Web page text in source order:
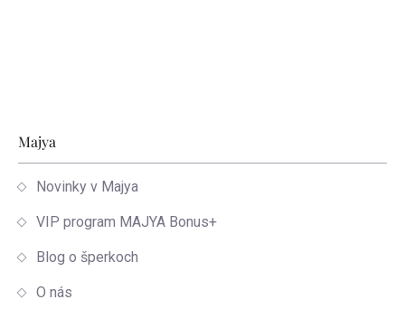
Zápätie
Majya
Novinky v Majya
VIP program MAJYA Bonus+
Blog o šperkoch
O nás